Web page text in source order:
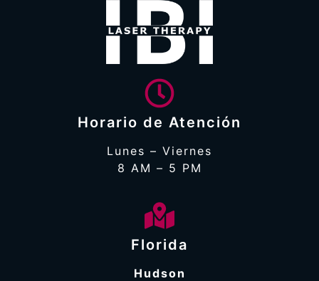
Horario de Atención
Lunes – Viernes
8 AM – 5 PM
Florida
Hudson